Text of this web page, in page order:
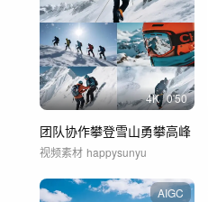
4K 0'50
团队协作攀登雪山勇攀高峰
视频素材 happysunyu
AIGC